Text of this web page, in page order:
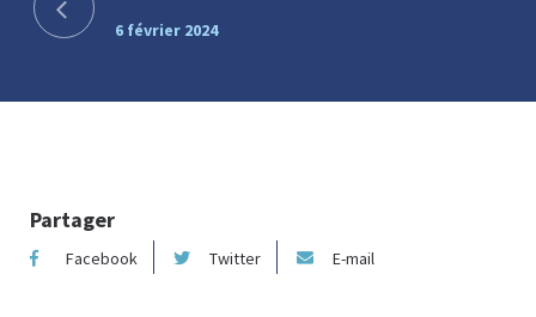
6 février 2024
Partager
Facebook Twitter E-mail